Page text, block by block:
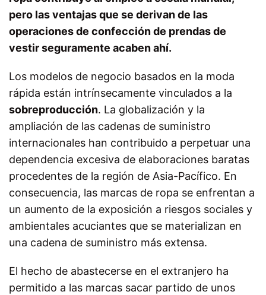
pero las ventajas que se derivan de las
operaciones de confección de prendas de
vestir seguramente acaben ahí.
Los modelos de negocio basados en la moda
rápida están intrínsecamente vinculados a la
sobreproducción. La globalización y la
ampliación de las cadenas de suministro
internacionales han contribuido a perpetuar una
dependencia excesiva de elaboraciones baratas
procedentes de la región de Asia-Pacífico. En
consecuencia, las marcas de ropa se enfrentan a
un aumento de la exposición a riesgos sociales y
ambientales acuciantes que se materializan en
una cadena de suministro más extensa.
El hecho de abastecerse en el extranjero ha
permitido a las marcas sacar partido de unos